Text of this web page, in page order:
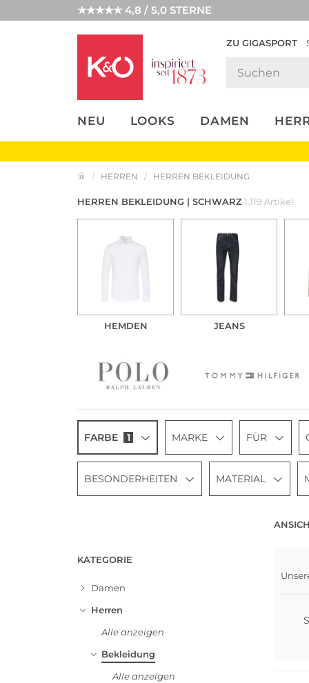
★★★★★ 4,8 / 5,0 STERNE
ZU GIGASPORT
NEU LOOKS DAMEN
UNSERE APP
CLICK &
HERREN HERREN BEKLEIDUNG
HERREN BEKLEIDUNG | SCHWARZ1.119 Artikel
HEMDEN JEANS
FARBE 1 MARKE FÜR
BESONDERHEITEN MATERIAL
KATEGORIE
Damen
Herren
Alle anzeigen
Bekleidung
Alle anzeigen